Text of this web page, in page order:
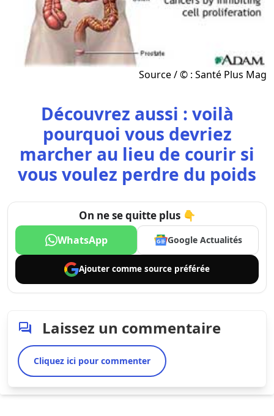
Source / © : Santé Plus Mag
Découvrez aussi : voilà
pourquoi vous devriez
marcher au lieu de courir si
vous voulez perdre du poids
On ne se quitte plus 👇
WhatsApp Google Actualités
Ajouter comme source préférée
Laissez un commentaire
Cliquez ici pour commenter